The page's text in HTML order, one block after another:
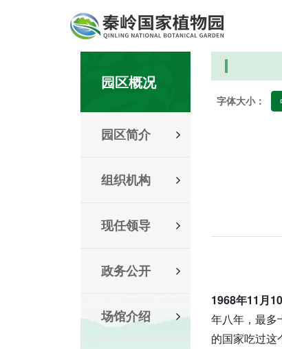
园区概况
园区简介
组织机构
现任领导
政务公开
场馆介绍
字体大小：
1968年11月
年八年，最多
的国家吃过这